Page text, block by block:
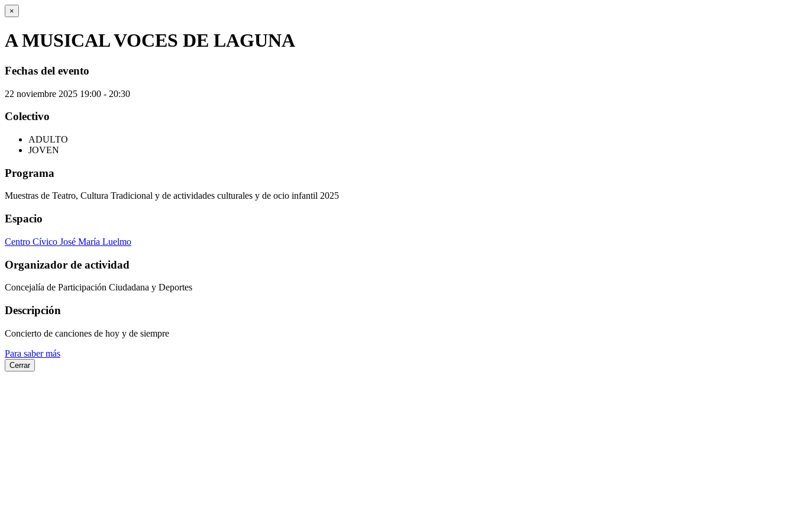
×
A MUSICAL VOCES DE LAGUNA
Fechas del evento
22 noviembre 2025 19:00 - 20:30
Colectivo
ADULTO
JOVEN
Programa
Muestras de Teatro, Cultura Tradicional y de actividades culturales y de ocio infantil 2025
Espacio
Centro Cívico José María Luelmo
Organizador de actividad
Concejalía de Participación Ciudadana y Deportes
Descripción
Concierto de canciones de hoy y de siempre
Para saber más
Cerrar